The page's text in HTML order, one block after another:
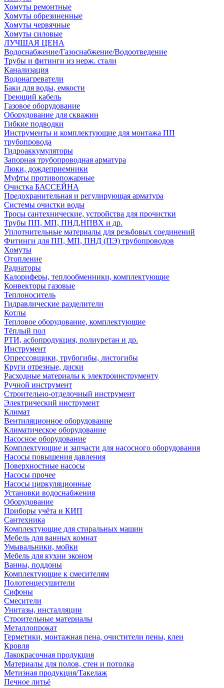
Хомуты ремонтные
Хомуты обрезиненные
Хомуты червячные
Хомуты силовые
ЛУЧШАЯ ЦЕНА
Водоснабжение/Газоснабжение/Водоотведение
Трубы и фитинги из нерж. стали
Канализация
Водонагреватели
Баки для воды, емкости
Греющий кабель
Газовое оборудование
Оборудование для скважин
Гибкие подводки
Инструменты и комплектующие для монтажа ПП
трубопровода
Гидроаккумуляторы
Запорная трубопроводная арматура
Люки, дождеприемники
Муфты противопожарные
Очистка БАССЕЙНА
Предохранительная и регулирующая арматура
Системы очистки воды
Тросы сантехнические, устройства для прочистки
Трубы ПП, МП, ПНД,НПВХ и др.
Уплотнительные материалы для резьбовых соединений
Фитинги для ПП, МП, ПНД (ПЭ) трубопроводов
Хомуты
Отопление
Радиаторы
Калориферы, теплообменники, комплектующие
Конвекторы газовые
Теплоноситель
Гидравлические разделители
Котлы
Тепловое оборудование, комплектующие
Тёплый пол
РТИ, асбопродукция, полиуретан и др.
Инструмент
Опрессовщики, трубогибы, листогибы
Круги отрезные, диски
Расходные материалы к электроинструменту
Ручной инструмент
Строительно-отделочный инструмент
Электрический инструмент
Климат
Вентиляционное оборудование
Климатическое оборудование
Насосное оборудование
Комплектующие и запчасти для насосного оборудования
Насосы повышения давления
Поверхностные насосы
Насосы прочее
Насосы циркуляционные
Установки водоснабжения
Оборудование
Приборы учёта и КИП
Сантехника
Комплектующие для стиральных машин
Мебель для ванных комнат
Умывальники, мойки
Мебель для кухни эконом
Ванны, поддоны
Комплектующие к смесителям
Полотенцесушители
Сифоны
Смесители
Унитазы, инсталляции
Строительные материалы
Металлопрокат
Герметики, монтажная пена, очистители пены, клеи
Кровля
Лакокрасочная продукция
Материалы для полов, стен и потолка
Метизная продукция/Такелаж
Печное литьё